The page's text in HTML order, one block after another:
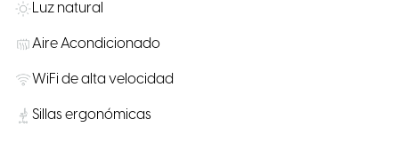
Luz natural
Aire Acondicionado
WiFi de alta velocidad
Sillas ergonómicas